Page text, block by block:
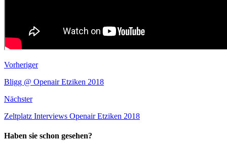
Vorheriger
Bligg @ Openair Etziken 2018
Nächster
Zeltplatz Interviews Openair Etziken 2018
Haben sie schon gesehen?